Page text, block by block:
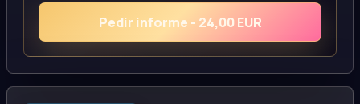
Pedir informe - 24,00 EUR